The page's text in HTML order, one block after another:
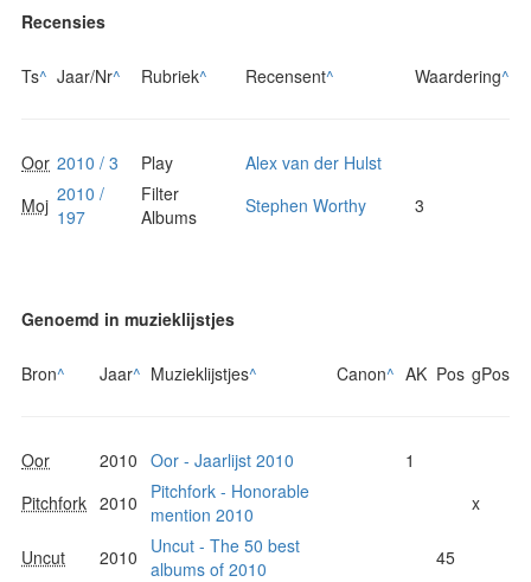
Recensies
Ts^ Jaar/Nr^ Rubriek^ Recensent^ Waardering^
Oor 2010 / 3 Play
Alex van der Hulst
Moj 2010 /
197
Filter
Albums
Stephen Worthy 3
Genoemd in muzieklijstjes
Bron^ Jaar^ Muzieklijstjes^ Canon^ AK Pos gPos
Oor 2010 Oor - Jaarlijst 2010
1
Pitchfork 2010
Pitchfork - Honorable
mention 2010
x
Uncut 2010
Uncut - The 50 best
albums of 2010
45